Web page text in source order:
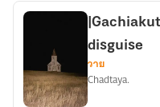
disguise
วาย
Chadtaya.